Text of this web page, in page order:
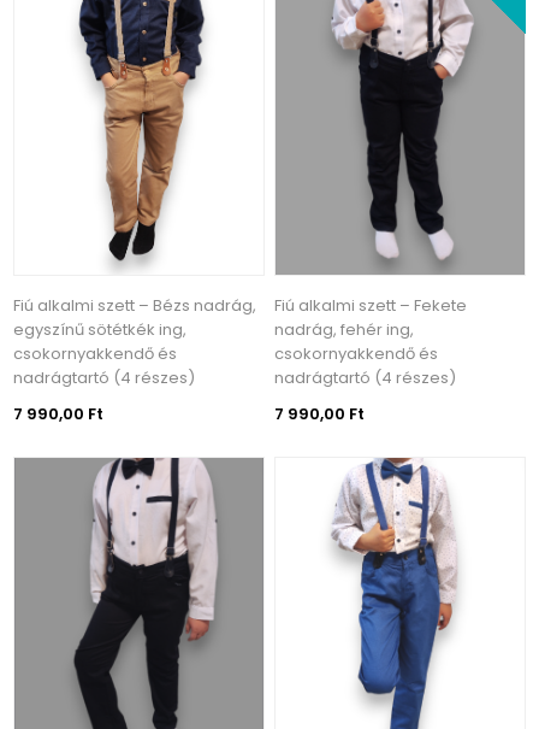
Fiú alkalmi szett – Bézs nadrág,
egyszínű sötétkék ing,
csokornyakkendő és
nadrágtartó (4 részes)
7 990,00 Ft
Fiú alkalmi szett – Fekete
nadrág, fehér ing,
csokornyakkendő és
nadrágtartó (4 részes)
7 990,00 Ft